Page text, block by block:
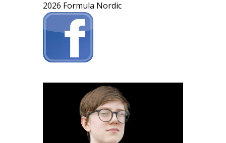
2026 Formula Nordic